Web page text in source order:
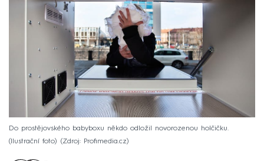
Do prostějovského babyboxu někdo odložil novorozenou holčičku.
(Ilustrační foto)
Zdroj: Profimedia.cz